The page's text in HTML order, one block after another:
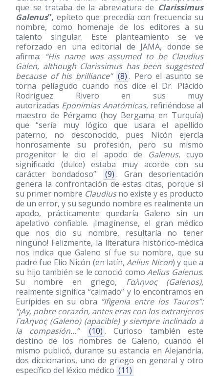
que se trataba de la abreviatura de Clarissimus
Galenus”,epíteto que precedía con frecuencia su
nombre, como homenaje de los editores a su
talento singular. Este planteamiento se ve
reforzado en una editorial de JAMA, donde se
afirma: “His name was assumed to be Claudius
Galen, although Clarissimus has been suggested
because of his brilliance” (8) . Pero el asunto se
torna peliagudo cuando nos dice el Dr. Plácido
Rodríguez Rivero en sus muy
autorizadas Eponimias Anatómicas, refiriéndose al
maestro de Pérgamo (hoy Bergama en Turquía)
que “sería muy lógico que usara el apellido
paterno, no desconocido, pues Nicón ejercía
honrosamente su profesión, pero su mismo
progenitor le dio el apodo de Galenus, cuyo
significado (dulce) estaba muy acorde con su
carácter bondadoso”
(9) . Gran desorientación
genera la confrontación de estas citas, porque si
su primer nombre Claudiusno existe y es producto
de un error, y su segundo nombre es realmente un
apodo, prácticamente quedaría Galeno sin un
apelativo confiable. ¡Imagínense, el gran médico
que nos dio su nombre, resultaría no tener
ninguno! Felizmente, la literatura histórico-médica
nos indica que Galeno sí fue su nombre, que su
padre fue Elio Nicón (en latín,Aelius Nicon) y que a
su hijo también se le conoció comoAelius Galenus.
Su nombre en griego, Γαληνος (Galenos),
realmente significa “calmado” y lo encontramos en
Eurípides en su obra “Ifigenia entre los Tauros”:
“¡Ay, pobre corazón, antes eras con los extranjeros
Γαληνος (Galeno) (apacible) y siempre inclinado a
la compasión…”
(10) . Curioso también este
destino de los nombres de Galeno, cuando él
mismo publicó, durante su estancia en Alejandría,
dos diccionarios, uno de griego en general y otro
específico del léxico médico (11)